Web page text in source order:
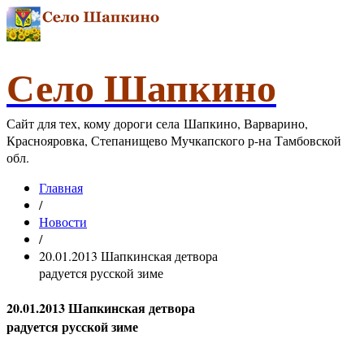
Село Шапкино
Сайт для тех, кому дороги села Шапкино, Варварино,
Краснояровка, Степанищево Мучкапского р-на Тамбовской
обл.
Главная
/
Новости
/
20.01.2013 Шапкинская детвора
радуется русской зиме
20.01.2013 Шапкинская детвора
радуется русской зиме